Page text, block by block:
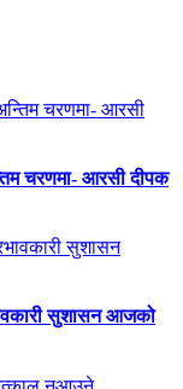
चरणमा- आरसी दीपक
सुशासन आजको